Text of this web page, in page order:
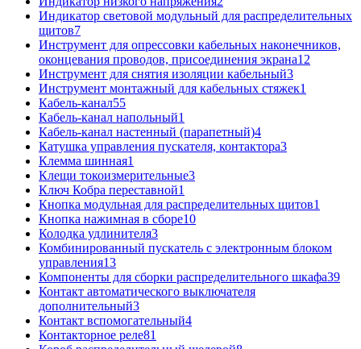
Индикатор световой модульный для распределительных
щитов7
Инструмент для опрессовки кабельных наконечников,
оконцевания проводов, присоединения экрана12
Инструмент для снятия изоляции кабельный3
Инструмент монтажный для кабельных стяжек1
Кабель-канал55
Кабель-канал напольный1
Кабель-канал настенный (парапетный)4
Катушка управления пускателя, контактора3
Клемма шинная1
Клещи токоизмерительные3
Ключ Кобра переставной1
Кнопка модульная для распределительных щитов1
Кнопка нажимная в сборе10
Колодка удлинителя3
Комбинированный пускатель с электронным блоком
управления13
Компоненты для сборки распределительного шкафа39
Контакт автоматического выключателя
дополнительный3
Контакт вспомогательный4
Контакторное реле81